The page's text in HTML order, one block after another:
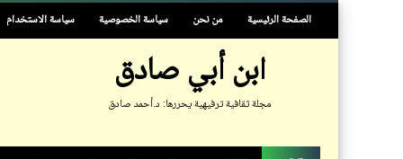
الصفحة الرئيسية من نحن سياسة الخصوصية سياسة الاستخدام
ابن أبي صادق
مجلة ثقافية ترفيهية يحررها: د.أحمد صادق